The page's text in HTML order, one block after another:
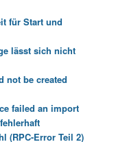
für Start und
lässt sich nicht
not be created
failed an import
(RPC-Error Teil 2)